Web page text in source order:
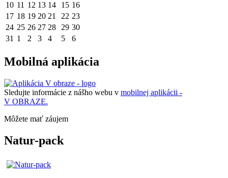
10 11 12 13 14 15 16
17 18 19 20 21 22 23
24 25 26 27 28 29 30
31 1 2 3 4 5 6
Mobilná aplikácia
Sledujte informácie z nášho webu v mobilnej aplikácii -
V OBRAZE.
Môžete mať záujem
Natur-pack